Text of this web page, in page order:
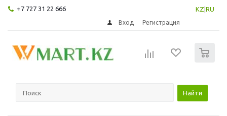
+7 727 31 22 666 KZ RU
Вход Регистрация
Найти